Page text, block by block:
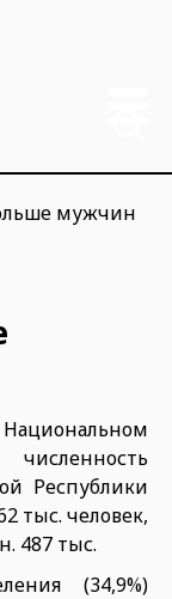
Республики
тыс. человек,
487 тыс.
(34,9%)